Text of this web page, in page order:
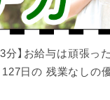
分】お給与は頑張っ
日の 残業なしの